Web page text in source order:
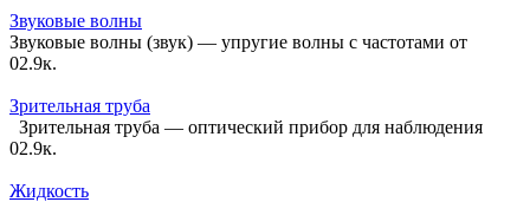
Звуковые волны
Звуковые волны (звук) — упругие волны с частотами от
02.9к.
Зрительная труба
Зрительная труба — оптический прибор для наблюдения
02.9к.
Жидкость